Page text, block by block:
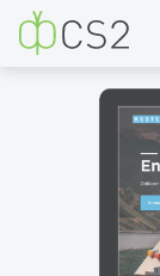
CS2